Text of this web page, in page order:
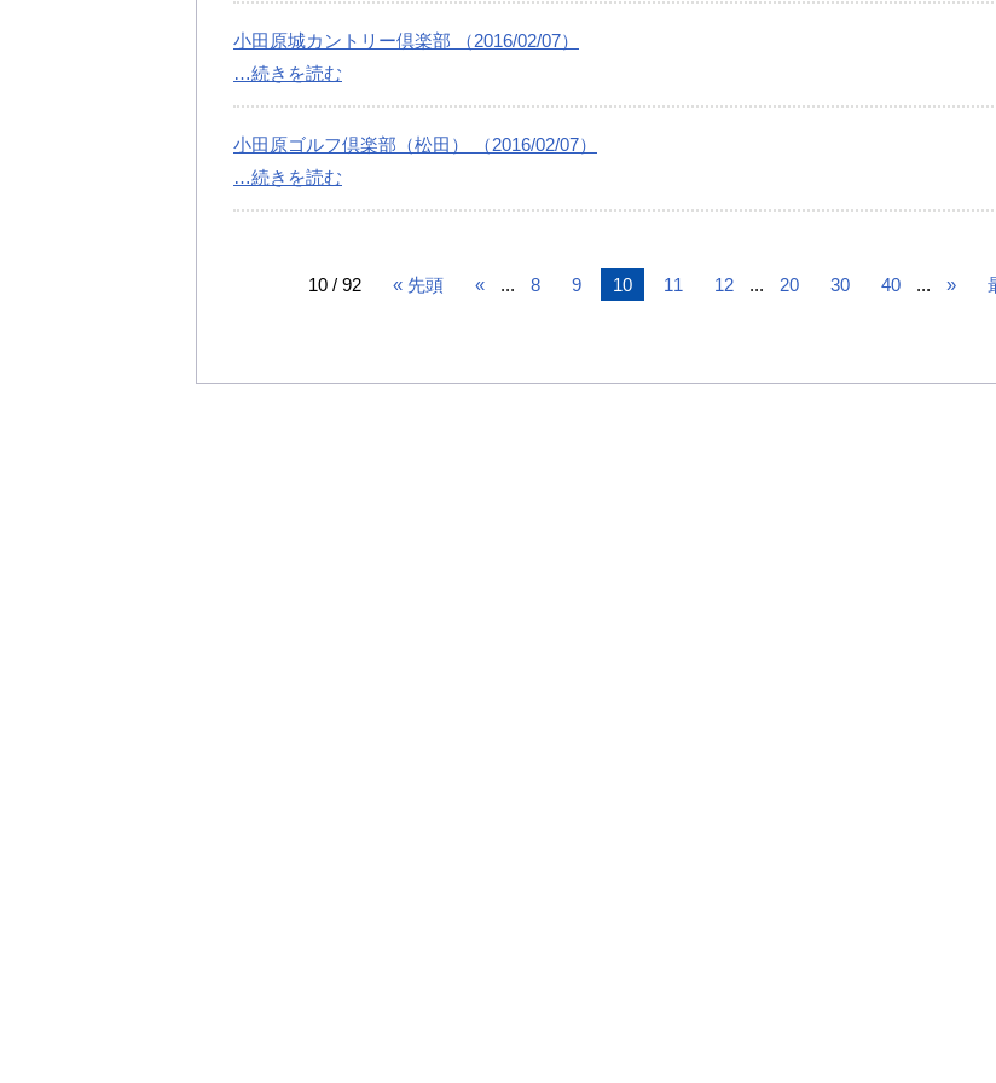
小田原城カントリー倶楽部 （2016/02/07）
…続きを読む
小田原ゴルフ倶楽部（松田） （2016/02/07）
…続きを読む
10 / 92 « 先頭 « ... 8 9 10 11 12 ... 20 30 40 ... »